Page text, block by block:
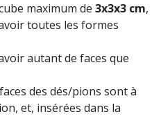
maximum de 3x3x3 cm,
toutes les formes
autant de faces que
des dés/pions sont à
et, insérées dans la